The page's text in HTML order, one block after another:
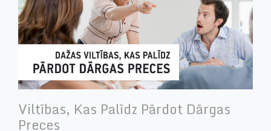
Viltības, Kas Palīdz Pārdot Dārgas
Preces